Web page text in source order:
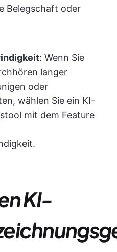
Belegschaft oder
: Wenn Sie
langer
oder
wählen Sie ein KI-
mit dem Feature
KI-